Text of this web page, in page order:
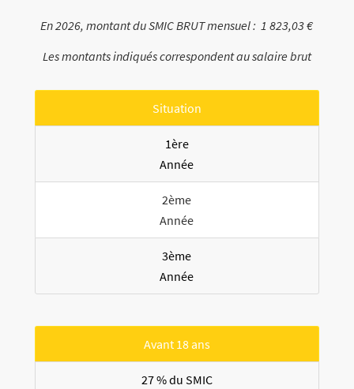
En 2026, montant du SMIC BRUT mensuel : 1 823,03 €
Les montants indiqués correspondent au salaire brut
Situation
1ère
Année
2ème
Année
3ème
Année
Avant 18 ans
27 % du SMIC